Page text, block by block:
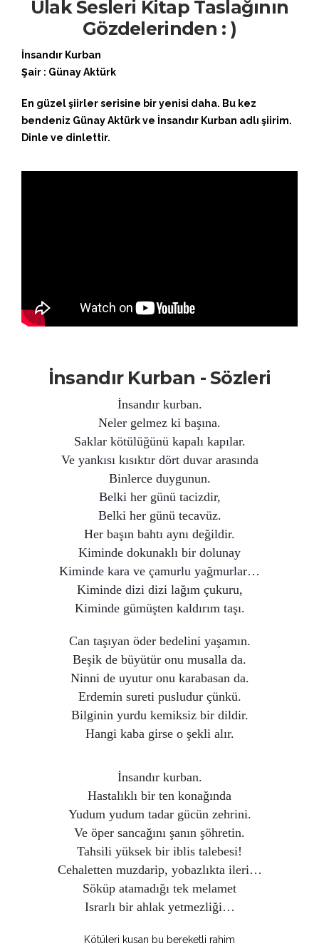
Ulak Sesleri Kitap Taslağının
Gözdelerinden : )
İnsandır Kurban
Şair : Günay Aktürk
En güzel şiirler serisine bir yenisi daha. Bu kez
bendeniz Günay Aktürk ve İnsandır Kurban adlı şiirim.
Dinle ve dinlettir.
İnsandır Kurban - Sözleri
İnsandır kurban.
Neler gelmez ki başına.
Saklar kötülüğünü kapalı kapılar.
Ve yankısı kısıktır dört duvar arasında
Binlerce duygunun.
Belki her günü tacizdir,
Belki her günü tecavüz.
Her başın bahtı aynı değildir.
Kiminde dokunaklı bir dolunay
Kiminde kara ve çamurlu yağmurlar…
Kiminde dizi dizi lağım çukuru,
Kiminde gümüşten kaldırım taşı.
Can taşıyan öder bedelini yaşamın.
Beşik de büyütür onu musalla da.
Ninni de uyutur onu karabasan da.
Erdemin sureti pusludur çünkü.
Bilginin yurdu kemiksiz bir dildir.
Hangi kaba girse o şekli alır.
İnsandır kurban.
Hastalıklı bir ten konağında
Yudum yudum tadar gücün zehrini.
Ve öper sancağını şanın şöhretin.
Tahsili yüksek bir iblis talebesi!
Cehaletten muzdarip, yobazlıkta ileri…
Söküp atamadığı tek melamet
Israrlı bir ahlak yetmezliği…
Kötüleri kusan bu bereketli rahim